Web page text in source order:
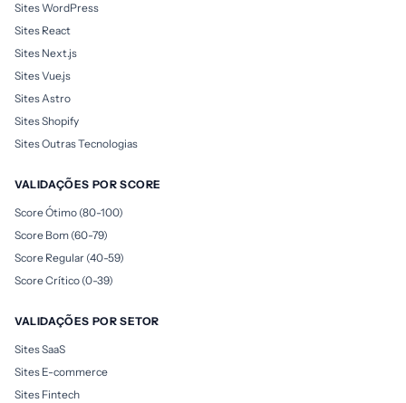
Sites WordPress
Sites React
Sites Next.js
Sites Vue.js
Sites Astro
Sites Shopify
Sites Outras Tecnologias
VALIDAÇÕES POR SCORE
Score Ótimo (80-100)
Score Bom (60-79)
Score Regular (40-59)
Score Crítico (0-39)
VALIDAÇÕES POR SETOR
Sites SaaS
Sites E-commerce
Sites Fintech